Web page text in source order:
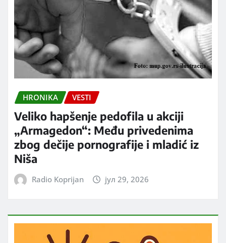
HRONIKA VESTI
Veliko hapšenje pedofila u akciji
„Armagedon“: Među privedenima
zbog dečije pornografije i mladić iz
Niša
Radio Koprijan јул 29, 2026